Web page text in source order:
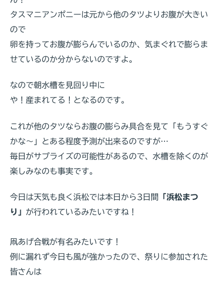
タスマニアンポニーは元から他のタツよりお腹が大きい
ので
卵を持ってお腹が膨らんでいるのか、気まぐれで膨らま
せているのか分からないのですよ。
なので朝水槽を見回り中に
や！産まれてる！となるのです。
これが他のタツならお腹の膨らみ具合を見て「もうすぐ
かな～」とある程度予測が出来るのですが…
毎日がサプライズの可能性があるので、水槽を除くのが
楽しみなのも事実です。
今日は天気も良く浜松では本日から3日間
「浜松まつ
り」 が行われているみたいですね！
凧あげ合戦が有名みたいです！
例に漏れず今日も風が強かったので、祭りに参加された
皆さんは